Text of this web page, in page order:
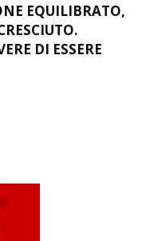
EQUILIBRATO,
DI ESSERE